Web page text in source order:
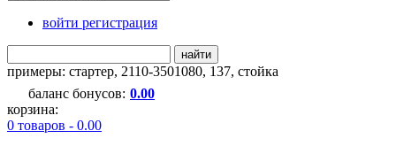
войти регистрация
найти
примеры: стартер, 2110-3501080, 137, стойка
баланс бонусов: 0.00
корзина:
0 товаров - 0.00